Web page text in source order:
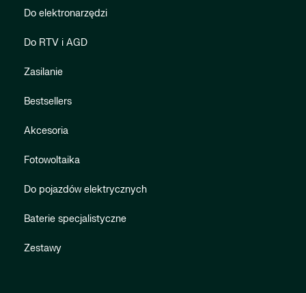
Do elektronarzędzi
Do RTV i AGD
Zasilanie
Bestsellers
Akcesoria
Fotowoltaika
Do pojazdów elektrycznych
Baterie specjalistyczne
Zestawy